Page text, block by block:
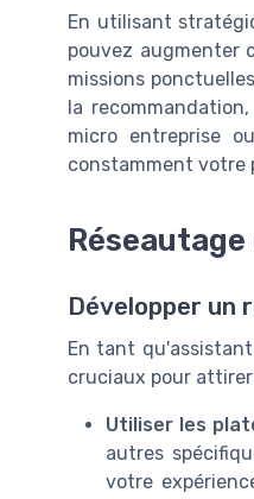
En utilisant
pouvez augmenter
missions
la
micro entreprise
constamment votre
Développer un
En tant
cruciaux pour
Utiliser les
autres
votre